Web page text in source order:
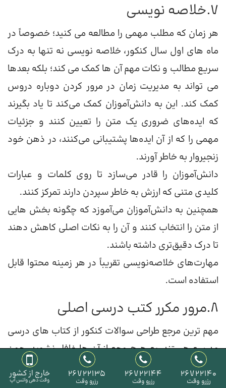
26722140
رزرو وقت
26722144
رزرو وقت
26722135
رزرو وقت
خارج از کشور
وقت دهی واتس آپ
7.خلاصه نویسی
هر زمان که مطلب مهمی را مطالعه می کنید؛ خصوصاً در
ماه های اول سال کنکور، خلاصه نویسی نه تنها به درک
سریع مطالب و نکات مهم آن ها کمک می کند؛ بلکه بعدها
می تواند به مدیریت زمان در مرور کردن دوباره دروس
کمک کند. این به دانش‌آموزان کمک می‌کند تا یاد بگیرند
که ایده‌های ضروری یک متن را تعیین کنند و جزئیات
مهمی را که از آن ایده‌ها پشتیبانی می‌کنند، در ذهن خود
زنجیروار به خاطر آورند.
دانش‌آموزان را قادر می‌سازد تا روی کلمات و عبارات
کلیدی متنی که ارزش به خاطر سپردن دارند تمرکز کنند.
همچنین به دانش‌آموزان می‌آموزد که چگونه بخش هایی
از متن را انتخاب کنند و آن را به نکات اصلی کاهش دهند
تا درک دقیق‌تری داشته باشند.
مهارت‌های خلاصه‌نویسی تقریباً در هر زمینه محتوا قابل
استفاده است.
8.مرور مکرر کتب درسی اصلی
مهم ترین مرجع طراحی سوالات کنکور از کتاب های درسی
مدرسه هستند. به هیچ وجه از آن ها غافل نشوید. چون
این کتاب ها هیچ جایگزینی ندارند. و کتاب های خارج از
مدرسه که به شما برای مطالعه توصیه می شوند؛ بر